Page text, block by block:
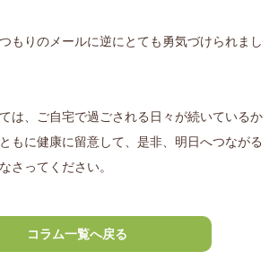
もりのメールに逆にとても勇気づけられまし
は、ご自宅で過ごされる日々が続いているか
もに健康に留意して、是非、明日へつながる
さってください。
コラム一覧へ戻る